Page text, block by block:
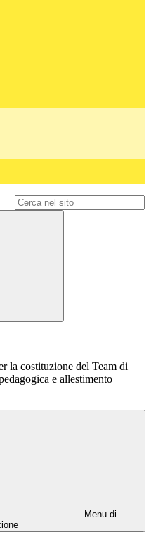
la costituzione del Team di
e allestimento
Menu di